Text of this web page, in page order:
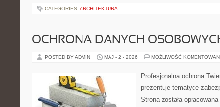
CATEGORIES: ARCHITEKTURA
OCHRONA DANYCH
POSTED BY ADMIN MAJ - 2 - 2026 MOŻLIWOŚĆ
Profesjonalna ochrona
prezentuje tematyce
Strona została